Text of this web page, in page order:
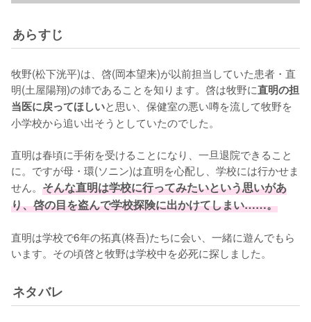
あらすじ
牧野(松下洸平)は、啓(岡本望来)が以前担当していた患者・直
明(土屋陽翔)の姉であることを知ります。啓は牧野に直明の担
当医に戻ってほしいと思い、保健室の悪い噂を流して牧野を
小学校から追い出そうとしていたのでした。
直明は春頃に手術を受けることになり、一旦退院できること
に。ですが母・環(ソニン)は直明を心配し、学校には行かせま
せん。 そんな直明は学校に行ってみたいという思いがあ
り、啓の目を盗んで学校探険に出かけてしまい……。
直明は学校で6年の拓真(柊吾)たちに会い、一緒に遊んでもら
います。その頃啓と牧野は学校中を必死に探しました。
ネタバレ